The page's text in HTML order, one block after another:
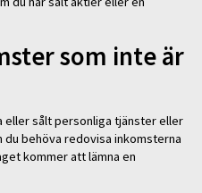
som inte är
eller sålt personliga tjänster eller
behöva redovisa inkomsterna
kommer att lämna en